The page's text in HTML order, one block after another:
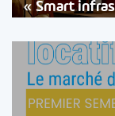
« Smart